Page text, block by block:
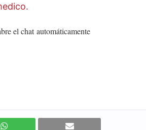
el chatautomáticamente